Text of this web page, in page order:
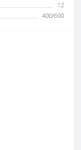
12
400/690